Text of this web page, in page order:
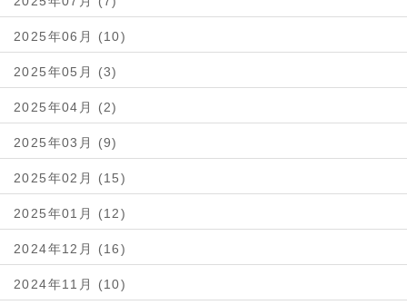
2025年06月 (10)
2025年05月 (3)
2025年04月 (2)
2025年03月 (9)
2025年02月 (15)
2025年01月 (12)
2024年12月 (16)
2024年11月 (10)